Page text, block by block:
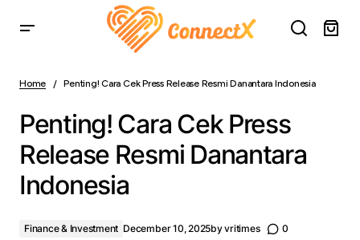
Indonesia
Home Penting! Cara Cek Press Release Resmi Danantara Indonesia
Penting! Cara Cek Press
Release Resmi Danantara
Indonesia
Finance & Investment December 10, 2025byvritimes 0